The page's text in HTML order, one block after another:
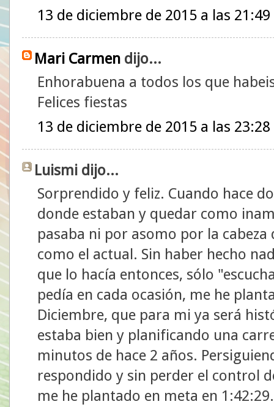
13 de diciembre de 2015 a las 21:49
Mari Carmen dijo...
Enhorabuena a todos los que
Felices fiestas
13 de diciembre de 2015 a las 23:28
Luismi dijo...
Sorprendido y feliz. Cuando hace
donde estaban y quedar como
pasaba ni por asomo por la
como el actual. Sin haber hecho
que lo hacía entonces, sólo
pedía en cada ocasión, me he
Diciembre, que para mi ya será
estaba bien y planificando una
minutos de hace 2 años.
respondido y sin perder el control
me he plantado en meta en